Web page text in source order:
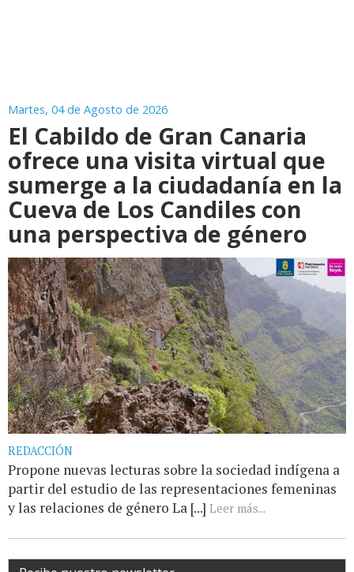
Martes, 04 de Agosto de 2026
El Cabildo de Gran Canaria
ofrece una visita virtual que
sumerge a la ciudadanía en la
Cueva de Los Candiles con
una perspectiva de género
REDACCIÓN
Propone nuevas lecturas sobre la sociedad indígena a
partir del estudio de las representaciones femeninas
y las relaciones de género La [...] Leer más...